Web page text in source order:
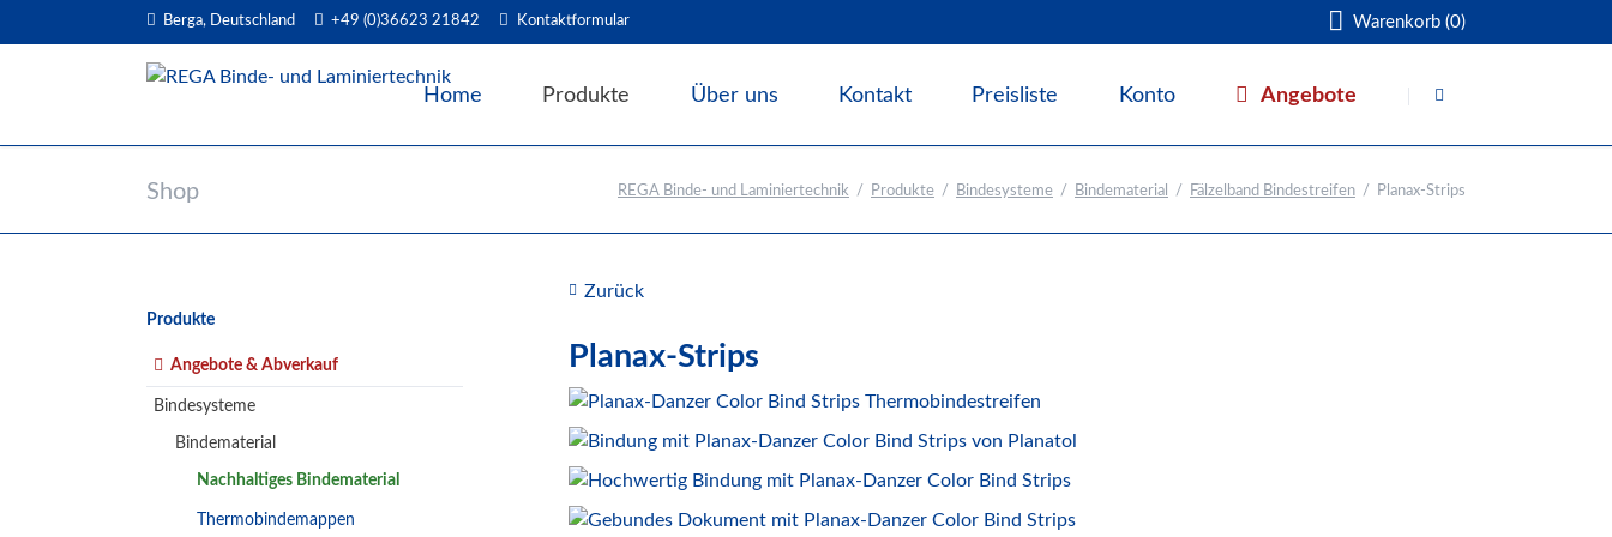
Berga, Deutschland +49 (0)36623 21842 Kontaktformular Warenkorb (0)
überspringen
Home Produkte
Bindesysteme
Bindematerial
Deckblätter für Bindesysteme
Deckfolien für Bindesysteme
Abheft-Lösungen
Über uns Kontakt Preisliste Konto Angebote
Shop REGA Binde- und Laminiertechnik Produkte Bindesysteme Bindematerial Fälzelband Bindestreifen Planax-Strips
Zurück
Planax-Strips
Navigation
Produkte
Angebote & Abverkauf
Bindesysteme
Bindematerial
Nachhaltiges Bindematerial
Thermobindemappen